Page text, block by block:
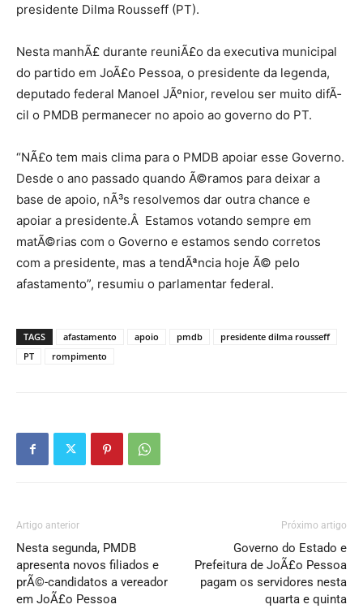
presidente Dilma Rousseff (PT).
Nesta manhÃ£ durante reuniÃ£o da executiva municipal
do partido em JoÃ£o Pessoa, o presidente da legenda,
deputado federal Manoel JÃºnior, revelou ser muito difÃ­
cil o PMDB permanecer no apoio ao governo do PT.
“NÃ£o tem mais clima para o PMDB apoiar esse Governo.
Desde o ano passado quando Ã©ramos para deixar a
base de apoio, nÃ³s resolvemos dar outra chance e
apoiar a presidente.Â Estamos votando sempre em
matÃ©rias com o Governo e estamos sendo corretos
com a presidente, mas a tendÃªncia hoje Ã© pelo
afastamento”, resumiu o parlamentar federal.
TAGS afastamento apoio pmdb
presidente dilma rousseff
PT
rompimento
Artigo anterior
Nesta segunda, PMDB
apresenta novos filiados e
prÃ©-candidatos a vereador
em JoÃ£o Pessoa
Próximo artigo
Governo do Estado e
Prefeitura de JoÃ£o Pessoa
pagam os servidores nesta
quarta e quinta